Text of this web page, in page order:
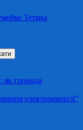
Тетяна
громада
електроенергії”